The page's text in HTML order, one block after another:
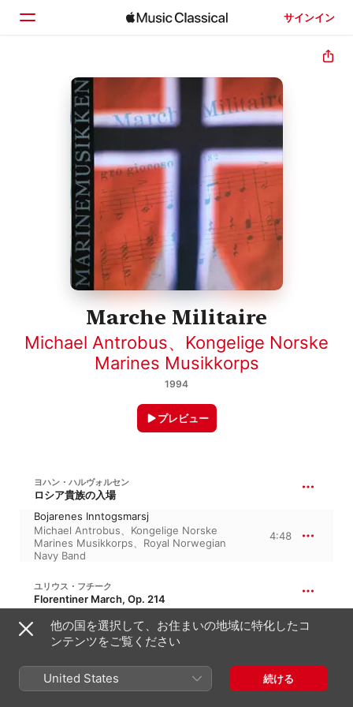
サインイン
ホーム
見つける
検索
Marche Militaire
Michael Antrobus、 Kongelige Norske
Marines Musikkorps
1994
プレビュー
ヨハン・ハルヴォルセン
ロシア貴族の入場
Bojarenes Inntogsmarsj
Michael Antrobus、 Kongelige Norske
Marines Musikkorps、 Royal Norwegian
Navy Band
4:48
ユリウス・フチーク
Florentiner March, Op. 214
Florentinermarsj
Kongelige Norske Marines Musikkorps、
Michael Antrobus 、Royal Norwegian
他の国を選択して、お住まいの地域に特化したコ
ンテンツをご覧ください
United States 続ける